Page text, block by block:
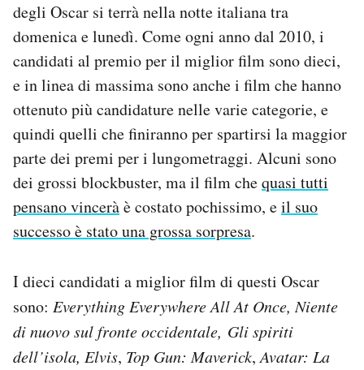
CALENDARIO
AREA PERSONALE
Newsletter
Notifiche mobile
Regala il Post
Hai bisogno di aiuto?
Esci
degli Oscar si terrà nella notte italiana tra
domenica e lunedì. Come ogni anno dal 2010, i
candidati al premio per il miglior film sono dieci,
e in linea di massima sono anche i film che hanno
ottenuto più candidature nelle varie categorie, e
quindi quelli che finiranno per spartirsi la maggior
parte dei premi per i lungometraggi. Alcuni sono
dei grossi blockbuster, ma il film chequasi tutti
pensano vinceràè costato pochissimo, eil suo
successo è stato una grossa sorpresa.
I dieci candidati a miglior film di questi Oscar
sono: Everything Everywhere All At Once,Niente
di nuovo sul fronte occidentale, Gli spiriti
dell’isola, Elvis, Top Gun: Maverick,Avatar: La